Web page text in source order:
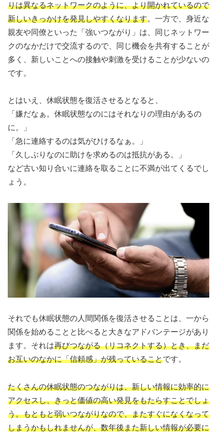
りは異なるネットワークのように、より開かれているので
新しいきっかけを発見しやすくなります。一方で、身近な
親友や同僚といった「強いつながり」は、同じネットワー
クのなかだけで交流するので、同じ機会を共有することが
多く、新しいことへの接触や刺激を受けることが少ないの
です。
とはいえ、休眠状態を復活させるとなると、
「嫌だなぁ。休眠状態なのにはそれなりの理由があるの
に。」
「急に連絡するのは気がひけるなぁ。」
「久しぶりなのに助けを求めるのは抵抗がある。」
など古い知り合いに連絡を取ることに不満が出てくるでし
ょう。
それでも休眠状態の人間関係を復活させることは、一から
関係を始めることと比べると大きなアドバンテージがあり
ます。それは再びつながる（リコネクトする）とき、まだ
お互いのなかに「信頼感」が残っていることです。
たくさんの休眠状態のつながりは、新しい情報に効率的に
アクセスし、きっと価値の高い発見をもたらすことでしょ
う。もともと弱いつながりなので、またすぐになくなって
しまうかもしれませんが、数年後また新しい情報が必要に